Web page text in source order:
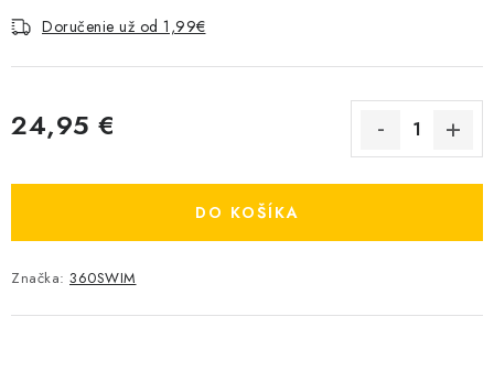
Doručenie už od 1,99€
24,95 €
DO KOŠÍKA
Značka: 360SWIM